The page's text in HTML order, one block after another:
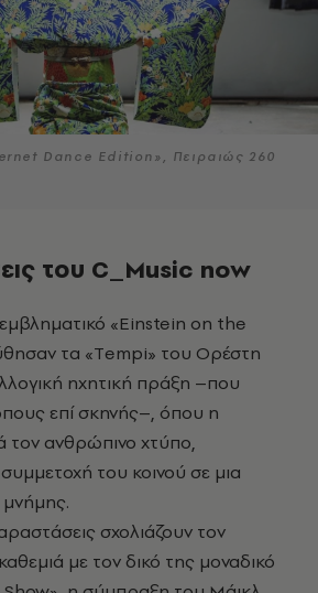
Dance Edition», Πειραιώς 260
του C_Music now
τα «Τempi» του Ορέστη
ηχητική πράξη –που
επί σκηνής–, όπου η
τον ανθρώπινο χτύπο,
του κοινού σε μια
σχολιάζουν τον
με τον δικό της μοναδικό